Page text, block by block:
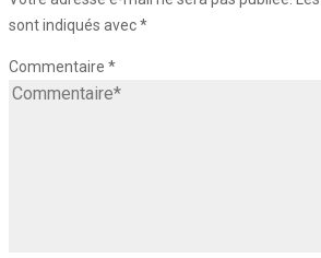
sont indiqués avec*
Commentaire *